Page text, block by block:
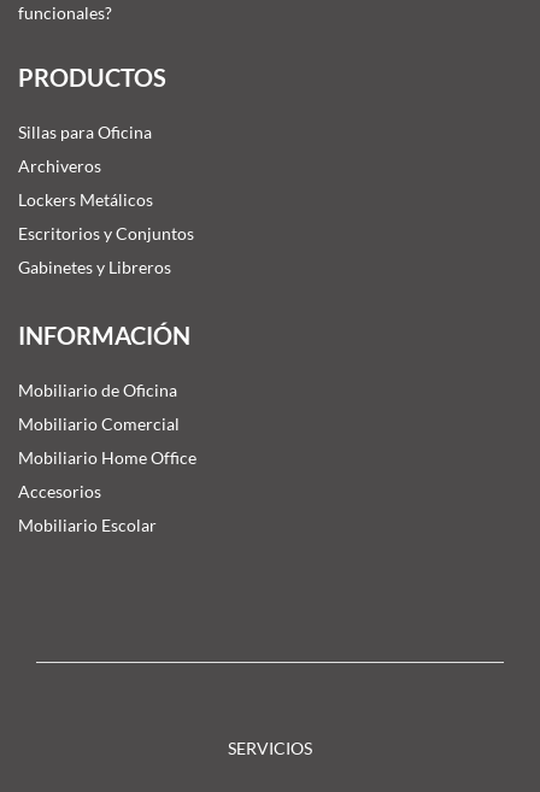
funcionales?
PRODUCTOS
Sillas para Oficina
Archiveros
Lockers Metálicos
Escritorios y Conjuntos
Gabinetes y Libreros
INFORMACIÓN
Mobiliario de Oficina
Mobiliario Comercial
Mobiliario Home Office
Accesorios
Mobiliario Escolar
SERVICIOS